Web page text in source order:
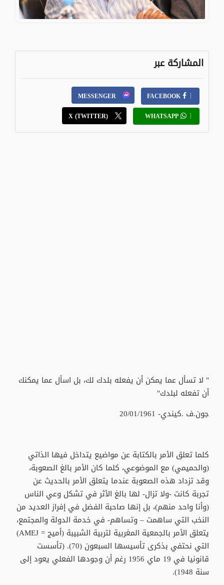
المشاركة عبر
FACEBOOK
MESSENGER
WHATSAPP
X (TWITTER)
" لا تسأل عما يمكن أن يفعله بلدك لك، بل اسأل عما يمكنك
أن تفعله لبلدك"
جون.ف .كيندي- 20/01/1961
كلما تعلق الأمر بالكتابة عن مواضيع يتداخل فيها الذاتي
(والحميمي) مع الموضوعي، كلما كان الأمر بالغ الصعوبة،
وقد تزداد هذه الصعوبة عندما يتعلق الأمر بالحديث عن
تجربة كانت -ولا تزال- لها بالغ الأثر في تشكل وعي الناس
(وأنا واحد منهم)، بل إنها صاحبة الفضل في إفراز العديد من
النخب التي ساهمت – وتساهم- في خدمة الدولة والمجتمع،
يتعلق الأمر بالجمعية المغربية لتربية الشبيبة (أميج = AMEJ)
التي نحتفي بذكرى تأسيسها السبعون (70). (تأسست
قانونيا في 19 ماي 1956 رغم أن وجودها الفعلي يعود إلى
سنة 1948).